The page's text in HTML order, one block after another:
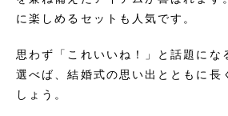
に楽しめるセットも人気です。
思わず「これいいね！」と話題にな
選べば、結婚式の思い出とともに長
しょう。